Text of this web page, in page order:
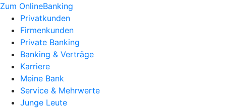
Zum OnlineBanking
Privatkunden
Firmenkunden
Private Banking
Banking & Verträge
Karriere
Meine Bank
Service & Mehrwerte
Junge Leute